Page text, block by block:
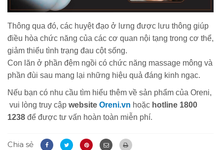
Thông qua đó, các huyệt đạo ở lưng được lưu thông giúp
điều hòa chức năng của các cơ quan nội tạng trong cơ thể,
giảm thiểu tình trạng đau cột sống.
Con lăn ở phần đệm ngồi có chức năng massage mông và
phần đùi sau mang lại những hiệu quả đáng kinh ngạc.
Nếu bạn có nhu cầu tìm hiểu thêm về sản phẩm của Oreni,
vui lòng truy cập website Oreni.vn hoặc hotline 1800
1238 để được tư vấn hoàn toàn miễn phí.
Chia sẻ